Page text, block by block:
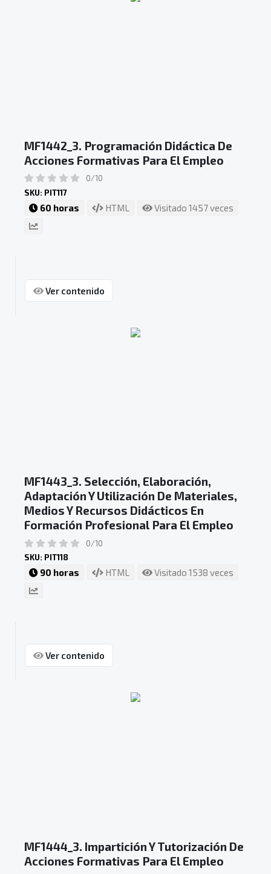
MF1442_3. Programación Didáctica De
Acciones Formativas Para El Empleo
0/10
SKU: PIT117
60 horas HTML Visitado 1457 veces
Ver contenido
MF1443_3. Selección, Elaboración,
Adaptación Y Utilización De Materiales,
Medios Y Recursos Didácticos En
Formación Profesional Para El Empleo
0/10
SKU: PIT118
90 horas HTML Visitado 1538 veces
Ver contenido
MF1444_3. Impartición Y Tutorización De
Acciones Formativas Para El Empleo